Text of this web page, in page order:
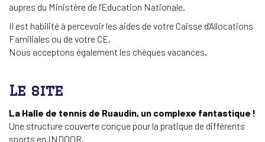
aupres du Ministère de l'Education Nationale.
Il est habilité à percevoir les aides de votre Caisse d'Allocations
Familiales ou de votre CE.
Nous acceptons également les chèques vacances.
Le site
La Halle de tennis de Ruaudin, un complexe fantastique !
Une structure couverte conçue pour la pratique de différents
sports en INDOOR.